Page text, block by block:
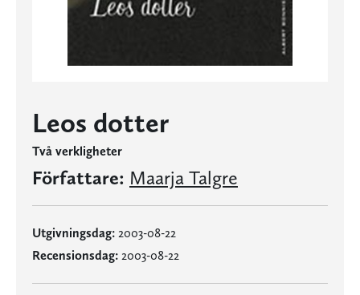
Leos dotter
Två verkligheter
Författare: Maarja Talgre
Utgivningsdag: 2003-08-22
Recensionsdag: 2003-08-22